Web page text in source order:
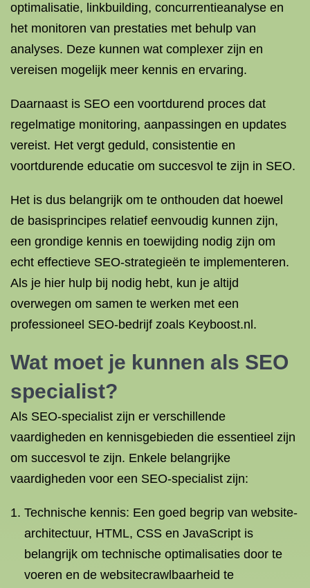
optimalisatie, linkbuilding, concurrentieanalyse en
het monitoren van prestaties met behulp van
analyses. Deze kunnen wat complexer zijn en
vereisen mogelijk meer kennis en ervaring.
Daarnaast is SEO een voortdurend proces dat
regelmatige monitoring, aanpassingen en updates
vereist. Het vergt geduld, consistentie en
voortdurende educatie om succesvol te zijn in SEO.
Het is dus belangrijk om te onthouden dat hoewel
de basisprincipes relatief eenvoudig kunnen zijn,
een grondige kennis en toewijding nodig zijn om
echt effectieve SEO-strategieën te implementeren.
Als je hier hulp bij nodig hebt, kun je altijd
overwegen om samen te werken met een
professioneel SEO-bedrijf zoals Keyboost.nl.
Wat moet je kunnen als SEO
specialist?
Als SEO-specialist zijn er verschillende
vaardigheden en kennisgebieden die essentieel zijn
om succesvol te zijn. Enkele belangrijke
vaardigheden voor een SEO-specialist zijn:
Technische kennis: Een goed begrip van website-
architectuur, HTML, CSS en JavaScript is
belangrijk om technische optimalisaties door te
voeren en de websitecrawlbaarheid te